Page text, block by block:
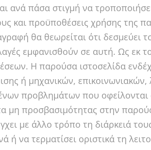
ανά πάσα στιγμή να
και προϋποθέσεις χρήσης της
θα θεωρείται ότι δεσμεύει
εμφανισθούν σε αυτή. Ως εκ
Η παρούσα ιστοσελίδα
ή μηχανικών,
προβλημάτων που οφείλονται
μη προσβασιμότητας στην
με άλλο τρόπο τη διάρκειά
ή να τερματίσει οριστικά τη